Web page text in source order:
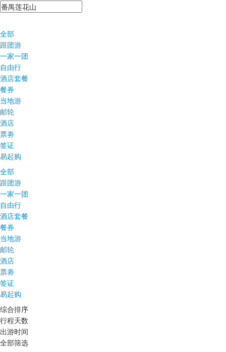
全部
跟团游
一家一团
自由行
酒店套餐
餐券
当地游
邮轮
酒店
票劵
签证
易起购
全部
跟团游
一家一团
自由行
酒店套餐
餐券
当地游
邮轮
酒店
票劵
签证
易起购
综合排序
行程天数
出游时间
全部筛选